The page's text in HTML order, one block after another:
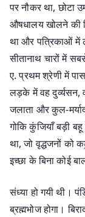
पर नौकर था, छोटा
औषधालय खोलने की
था और पत्रिकाओं
सीतानाथ चारों में
ए. प्रथम श्रेणी में
लड़के में वह दुर्व्यसन,
जलाता और कुल-
गोकि कुंजियाँ बड़ी
था, जो वृद्धजनों को
इच्छा के बिना कोई
संध्या हो गयी थी।
ब्रह्मभोज होगा।